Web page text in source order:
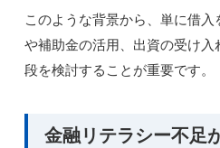
このような背景から、単に借
や補助金の活用、出資の受け
段を検討することが重要です。
金融リテラシー不足